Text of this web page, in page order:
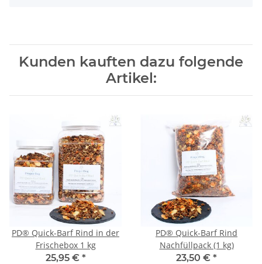
Kunden kauften dazu folgende
Artikel:
PD® Quick-Barf Rind in der
Frischebox 1 kg
25,95 € *
PD® Quick-Barf Rind
Nachfüllpack (1 kg)
23,50 € *